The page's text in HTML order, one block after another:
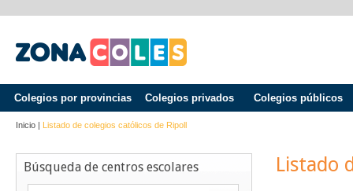
Colegios por provincias Colegios privados Colegios públicos
Inicio | Listado de colegios católicos de Ripoll
Búsqueda de centros escolares Listado